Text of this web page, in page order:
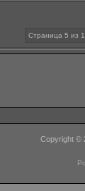
Страница 5 из
Copyright ©